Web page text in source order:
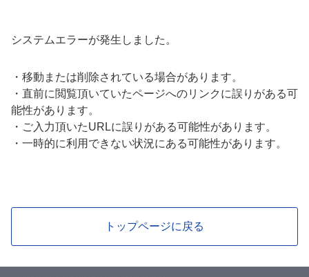
システムエラーが発生しました。
・ 移動または削除されている場合があります。
・ 直前に閲覧頂いていたページへのリンクに誤りがある可
能性があります。
・ ご入力頂いたURLに誤りがある可能性があります。
・ 一時的に利用できない状況にある可能性があります。
トップページに戻る